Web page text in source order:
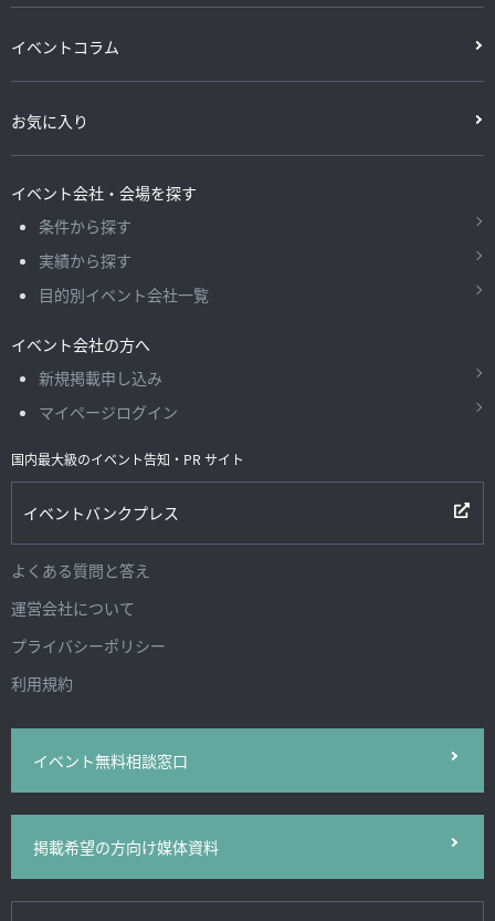
イベントコラム
お気に入り
イベント会社・会場を探す
条件から探す
実績から探す
目的別イベント会社一覧
イベント会社の方へ
新規掲載申し込み
マイページログイン
国内最大級のイベント告知・PR サイト
イベントバンクプレス
よくある質問と答え
運営会社について
プライバシーポリシー
利用規約
イベント無料相談窓口
掲載希望の方向け媒体資料